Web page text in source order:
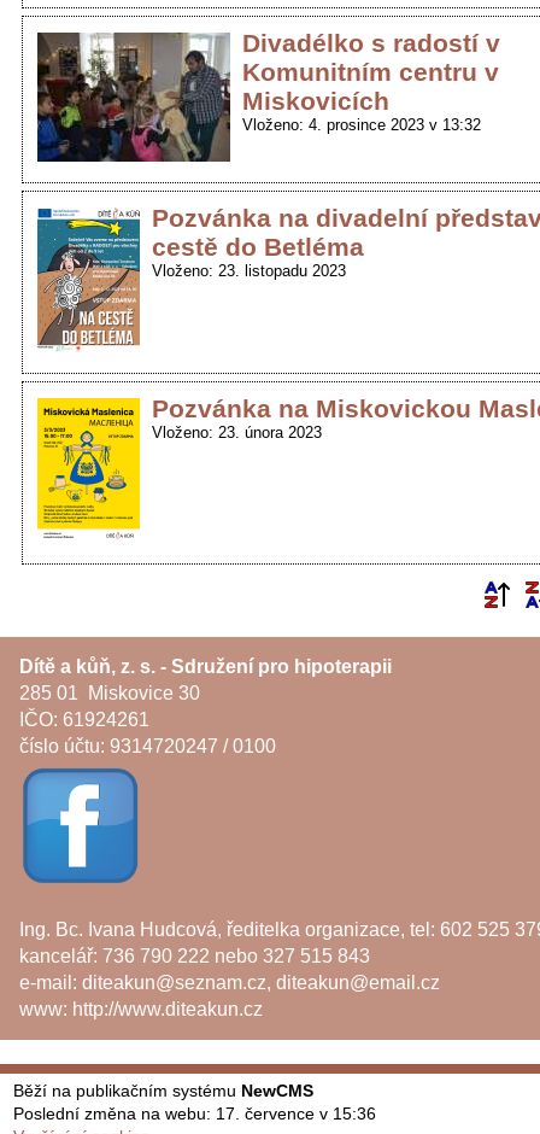
Divadélko s radostí v
Komunitním centru v
Miskovicích
Vloženo: 4. prosince 2023 v 13:32
Pozvánka na divadelní
cestě do Betléma
Vloženo: 23. listopadu 2023
Pozvánka na Miskovickou
Vloženo: 23. února 2023
Dítě a kůň, z. s. - Sdružení pro hipoterapii
285 01 Miskovice 30
IČO: 61924261
číslo účtu: 9314720247 / 0100
Ing. Bc. Ivana Hudcová, ředitelka organizace, tel: 602 525
kancelář: 736 790 222 nebo 327 515 843
e-mail: diteakun@seznam.cz, diteakun@email.cz
www: http://www.diteakun.cz
Běží na publikačním systému NewCMS
Poslední změna na webu: 17. července v 15:36